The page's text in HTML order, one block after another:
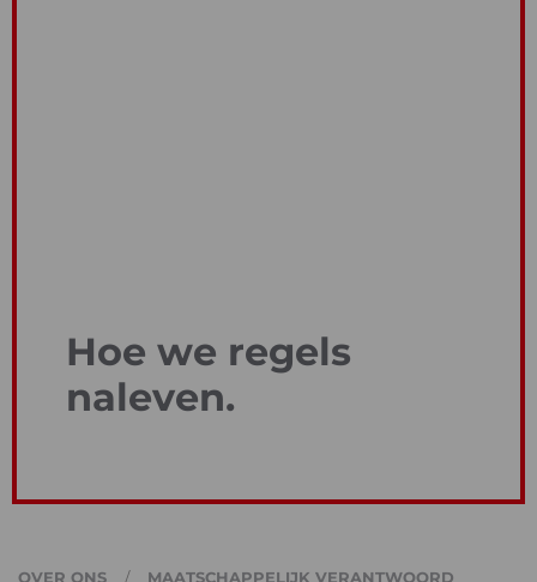
Hoe we regels
naleven.
OVER ONS MAATSCHAPPELIJK VERANTWOORD